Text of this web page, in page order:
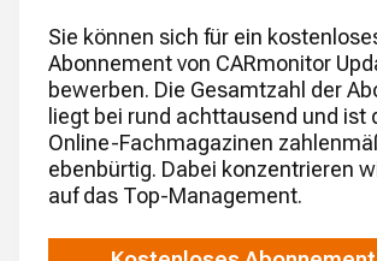
Sie können sich für ein
Abonnement von CARmonitor
bewerben. Die Gesamtzahl der
liegt bei rund achttausend und ist
Online-Fachmagazinen
ebenbürtig. Dabei konzentrieren
auf das Top-Management.